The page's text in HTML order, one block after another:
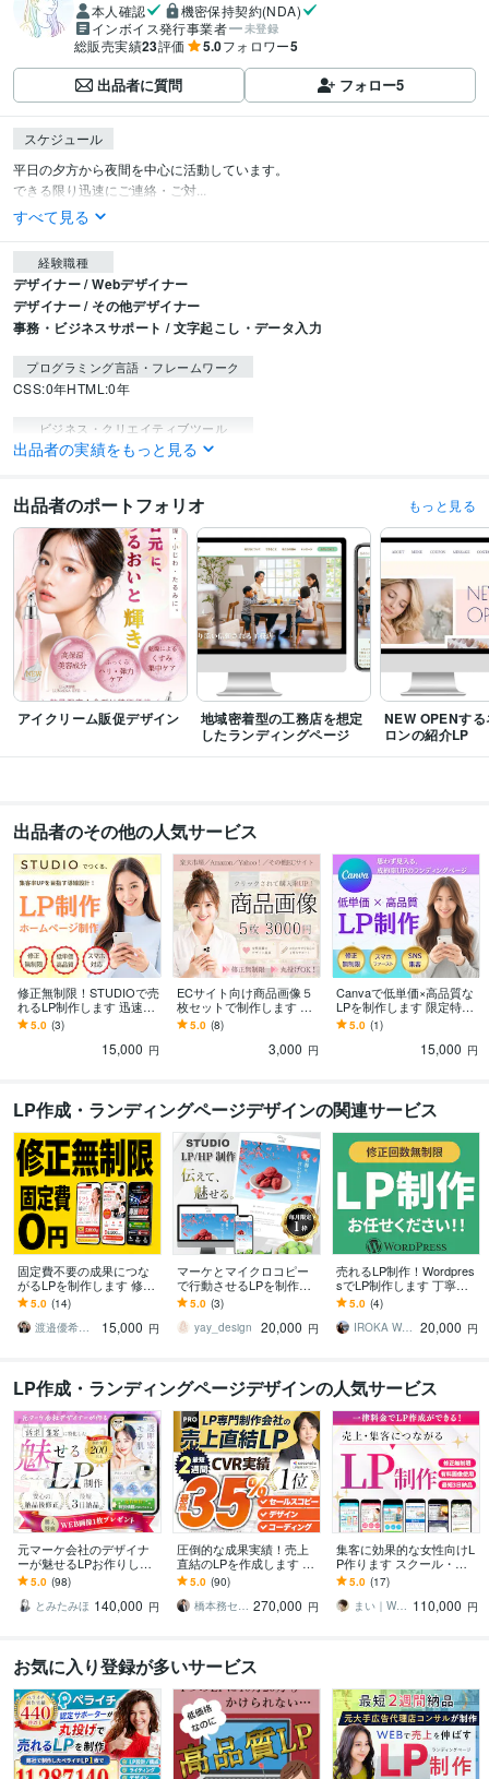
本人確認
機密保持契約(NDA)
インボイス発行事業者
未登録
総販売実績23評価 5.0フォロワー5
出品者に質問 フォロー5
スケジュール
平日の夕方から夜間を中心に活動しています。
できる限り迅速にご連絡・ご対...
すべて見る
経験職種
デザイナー / Webデザイナー
デザイナー / その他デザイナー
事務・ビジネスサポート / 文字起こし・データ入力
プログラミング言語・フレームワーク
CSS:0年HTML:0年
ビジネス・クリエイティブツール
Excel:5年Adobe Photoshop:2年Canva:1年
韓国語 日常会話レベル
出品者の実績をもっと見る
出品者のポートフォリオ もっと見る
アイクリーム販促デザイン
地域密着型の工務店を想定
したランディングページ
NEW OPENす
ロンの紹介LP
出品者のその他の人気サービス
修正無制限！STUDIOで売
れるLP制作します 迅速対
応！STUDIOで集客力UP
のLP・HP制作します
5.0 (3)
15,000 円
ECサイト向け商品画像５
枚セットで制作します ク
リック率・購入率UPを目
指す商品画像を制作しま
5.0 (8)
3,000 円
Canvaで低単価×高品質な
LPを制作します 限定特別
価格！Canvaで費用を抑
え、目を惹くLP作りま
5.0 (1)
15,000 円
LP作成・ランディングページデザインの関連サービス
固定費不要の成果につな
がるLPを制作します 修正
無制限◎購入前にイメー
ジ画像作成いたします◎
5.0 (14)
渡邉優希｜月額不要のLPデザイナー
15,000 円
マーケとマイクロコピー
で行動させるLPを制作し
ます 8/13開始枠の受付開
始！FV制作無料のお得な
プラン！
5.0 (3)
yay_design
20,000 円
売れるLP制作！Wordpres
sでLP制作します 丁寧な
ヒアリングで初めてでも
安心！納品後サポートあ
り
5.0 (4)
IROKA Web Design 20,000 円
LP作成・ランディングページデザインの人気サービス
元マーケ会社のデザイナ
ーが魅せるLPお作りしま
す マーケティング視点で
反応を高めるLPを設計！
5.0 (98)
とみたみほ 140,000 円
圧倒的な成果実績！売上
直結のLPを作成します Go
ogle・Meta広告で成果！
原稿ゼロから丸投げOK
5.0 (90)
橋本務セールスデザインオフィス合同会社 270,000 円
集客に効果的な女性向けL
P作ります スクール・養
成講座系などのLPデザイ
ン実績多数！
5.0 (17)
まい｜WEBデザイナー・イラストレーター 110,000 円
お気に入り登録が多いサービス